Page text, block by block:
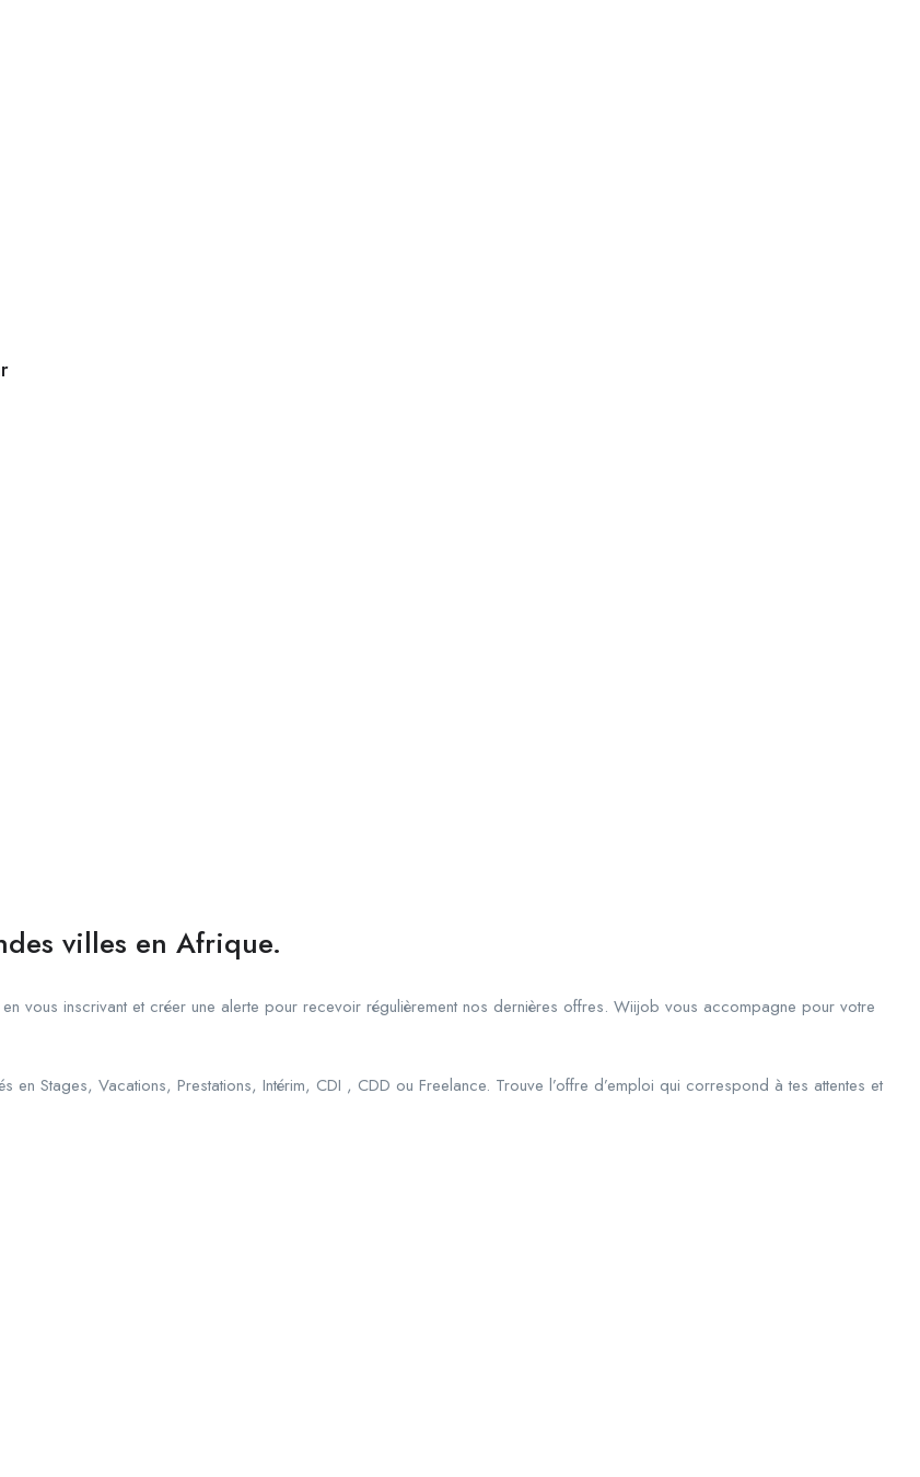
villes en Afrique.
vous inscrivant et créer une alerte pour recevoir régulièrement nos dernières offres. Wiijob vous accompagne pour votre
Stages, Vacations, Prestations, Intérim, CDI , CDD ou Freelance. Trouve l’offre d’emploi qui correspond à tes attentes et